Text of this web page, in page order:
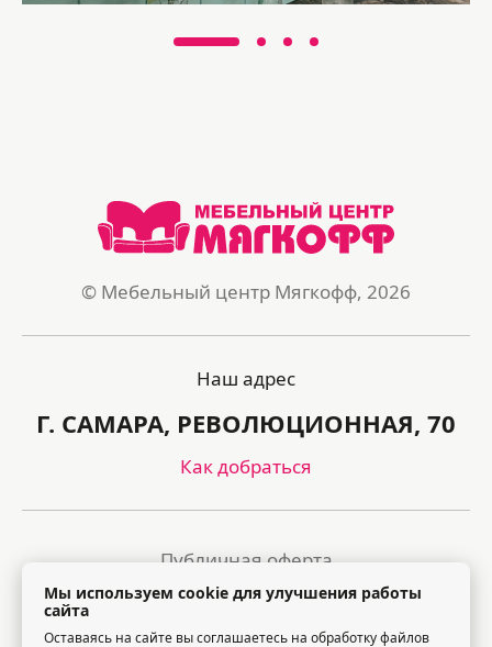
© Мебельный центр Мягкофф, 2026
Наш адрес
Г. САМАРА, РЕВОЛЮЦИОННАЯ, 70
Как добраться
Публичная оферта
Политика обработки персональных данных
Мы используем cookie для улучшения работы
сайта
Оставаясь на сайте вы соглашаетесь на обработку файлов